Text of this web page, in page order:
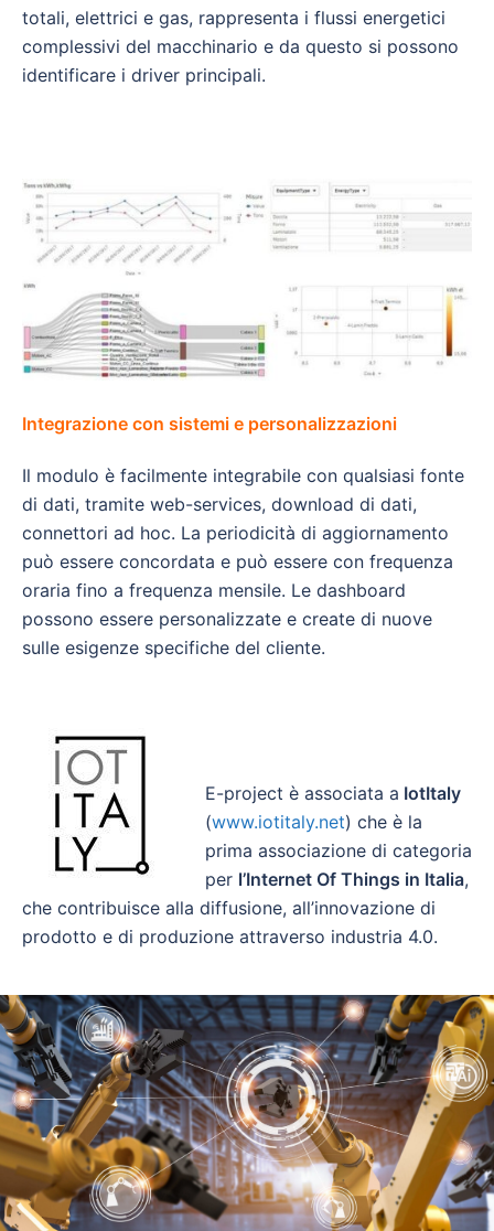
totali, elettrici e gas, rappresenta i flussi energetici
complessivi del macchinario e da questo si possono
identificare i driver principali.
Integrazione con sistemi e personalizzazioni
Il modulo è facilmente integrabile con qualsiasi fonte
di dati, tramite web-services, download di dati,
connettori ad hoc. La periodicità di aggiornamento
può essere concordata e può essere con frequenza
oraria fino a frequenza mensile. Le dashboard
possono essere personalizzate e create di nuove
sulle esigenze specifiche del cliente.
E-project è associata a IotItaly
(www.iotitaly.net) che è la
prima associazione di categoria
per l’Internet Of Things in Italia,
che contribuisce alla diffusione, all’innovazione di
prodotto e di produzione attraverso industria 4.0.